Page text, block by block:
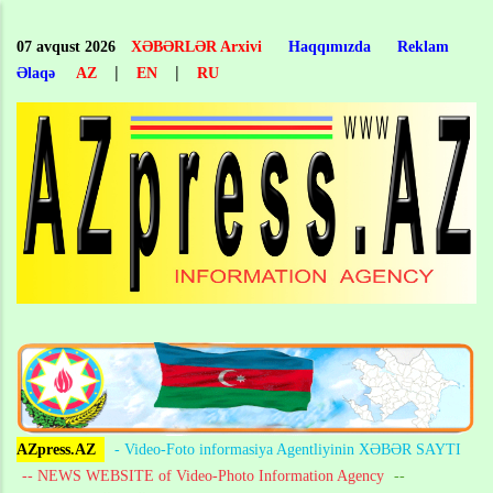
main
content
07 avqust 2026 XƏBƏRLƏR Arxivi Haqqımızda
Reklam
Əlaqə
AZ | EN | RU
AZpress.AZ
- Video-Foto informasiya Agentliyinin XƏBƏR SAYTI
-- NEWS WEBSITE of Video-Photo Information Agency --